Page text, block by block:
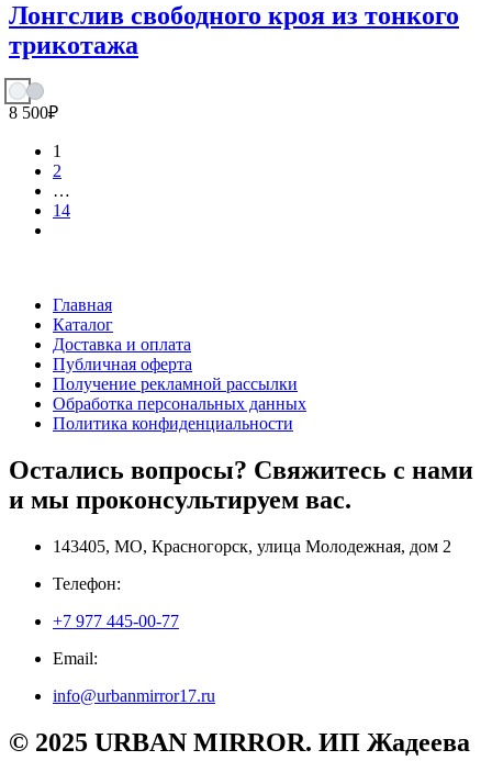
Лонгслив свободного кроя из тонкого
трикотажа
8 500₽
1
2
…
14
Главная
Каталог
Доставка и оплата
Публичная оферта
Получение рекламной рассылки
Обработка персональных данных
Политика конфиденциальности
Остались вопросы? Свяжитесь с нами
и мы проконсультируем вас.
143405, МО, Красногорск, улица Молодежная, дом 2
Телефон:
+7 977 445-00-77
Email:
info@urbanmirror17.ru
© 2025 URBAN MIRROR. ИП Жадеева